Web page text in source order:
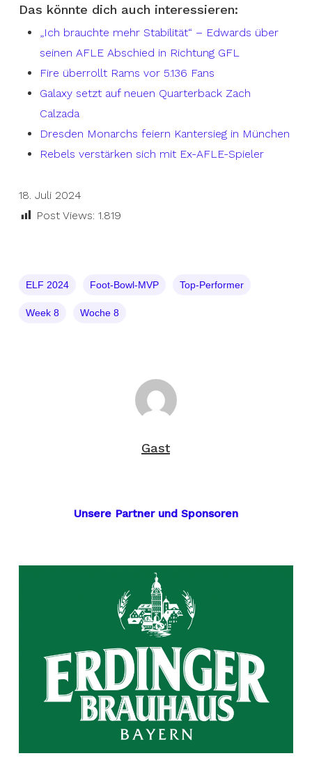
Das könnte dich auch interessieren:
„Ich brauchte mehr Stabilität“ – Edwards über
seinen AFLE Abschied in Richtung GFL
Fire überrollt Rams vor 5.136 Fans
Galaxy setzt auf neuen Quarterback Zach
Calzada
Dresden Monarchs feiern Kantersieg in München
Rebels verstärken sich mit Ex-AFLE-Spieler
18. Juli 2024
Post Views: 1.819
ELF 2024 Foot-Bowl-MVP Top-Performer
Week 8 Woche 8
Gast
Unsere Partner und Sponsoren